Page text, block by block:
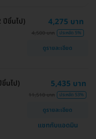
ปีขึ้นไป) 4,275 บาท
4,500 บาท ประหยัด 5%
ดูรายละเอียด
นไป) 5,435 บาท
11,510 บาท ประหยัด 53%
ดูรายละเอียด
แชทกับแอดมิน